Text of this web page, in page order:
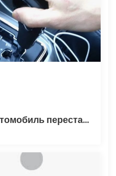
Что делать, если автомобиль перестал ехать на вариаторе